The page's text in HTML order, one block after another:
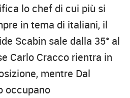
lo chef di cui più si
in tema di italiani, il
Scabin sale dalla 35° al
Carlo Cracco rientra in
mentre Dal
occupano